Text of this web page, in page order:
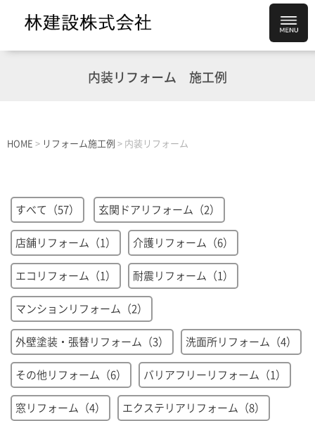
内装リフォーム 施工例
HOME > リフォーム施工例 > 内装リフォーム
すべて（57） 玄関ドアリフォーム（2）
店舗リフォーム（1） 介護リフォーム（6）
エコリフォーム（1） 耐震リフォーム（1）
マンションリフォーム（2）
外壁塗装・張替リフォーム（3） 洗面所リフォーム（4）
その他リフォーム（6） バリアフリーリフォーム（1）
窓リフォーム（4） エクステリアリフォーム（8）